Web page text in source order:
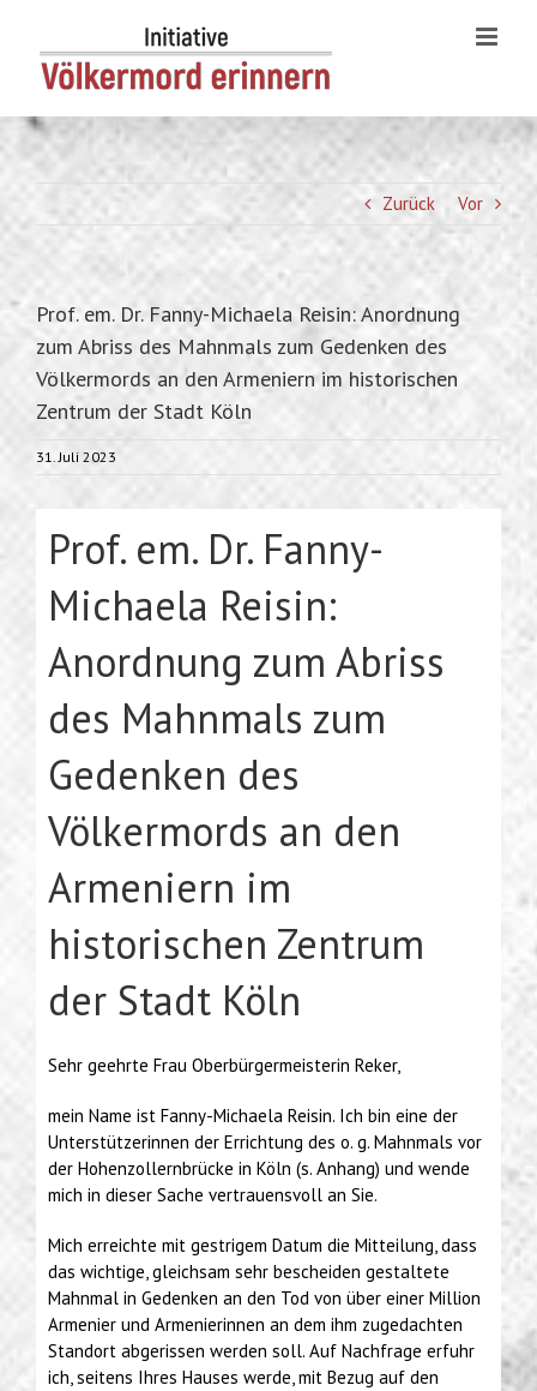
content
Zurück Vor
Prof. em. Dr. Fanny-Michaela Reisin: Anordnung
zum Abriss des Mahnmals zum Gedenken des
Völkermords an den Armeniern im historischen
Zentrum der Stadt Köln
31. Juli 2023
Prof. em. Dr. Fanny-
Michaela Reisin:
Anordnung zum Abriss
des Mahnmals zum
Gedenken des
Völkermords an den
Armeniern im
historischen Zentrum
der Stadt Köln
Sehr geehrte Frau Oberbürgermeisterin Reker,
mein Name ist Fanny-Michaela Reisin. Ich bin eine der
Unterstützerinnen der Errichtung des o. g. Mahnmals vor
der Hohenzollernbrücke in Köln (s. Anhang) und wende
mich in dieser Sache vertrauensvoll an Sie.
Mich erreichte mit gestrigem Datum die Mitteilung, dass
das wichtige, gleichsam sehr bescheiden gestaltete
Mahnmal in Gedenken an den Tod von über einer Million
Armenier und Armenierinnen an dem ihm zugedachten
Standort abgerissen werden soll. Auf Nachfrage erfuhr
ich, seitens Ihres Hauses werde, mit Bezug auf den